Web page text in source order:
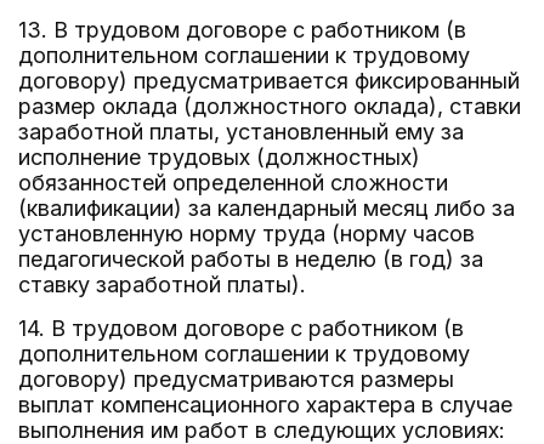
13. В трудовом договоре с работником (в
дополнительном соглашении к трудовому
договору) предусматривается фиксированный
размер оклада (должностного оклада), ставки
заработной платы, установленный ему за
исполнение трудовых (должностных)
обязанностей определенной сложности
(квалификации) за календарный месяц либо за
установленную норму труда (норму часов
педагогической работы в неделю (в год) за
ставку заработной платы).
14. В трудовом договоре с работником (в
дополнительном соглашении к трудовому
договору) предусматриваются размеры
выплат компенсационного характера в случае
выполнения им работ в следующих условиях: